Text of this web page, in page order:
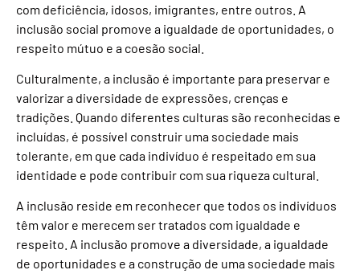
com deficiência, idosos, imigrantes, entre outros. A
inclusão social promove a igualdade de oportunidades, o
respeito mútuo e a coesão social.
Culturalmente, a inclusão é importante para preservar e
valorizar a diversidade de expressões, crenças e
tradições. Quando diferentes culturas são reconhecidas e
incluídas, é possível construir uma sociedade mais
tolerante, em que cada indivíduo é respeitado em sua
identidade e pode contribuir com sua riqueza cultural.
A inclusão reside em reconhecer que todos os indivíduos
têm valor e merecem ser tratados com igualdade e
respeito. A inclusão promove a diversidade, a igualdade
de oportunidades e a construção de uma sociedade mais